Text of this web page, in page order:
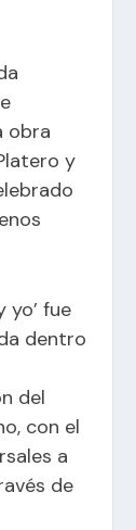
obra
y
yo’ fue
dentro
del
con el
a
de